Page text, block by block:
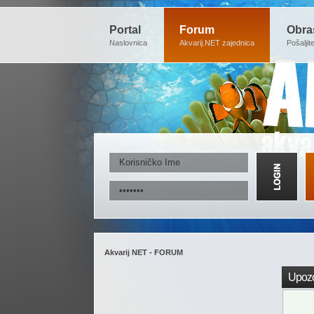
Portal
Naslovnica
Forum
Akvarij.NET zajednica
Akvarij NET - FORUM